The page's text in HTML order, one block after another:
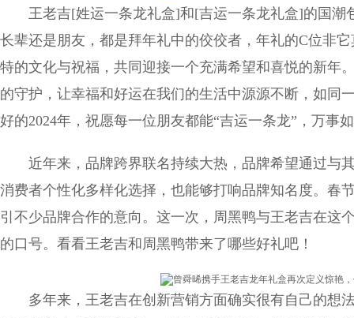
王老吉[姓运一条龙礼盒]和[吉运一条龙礼盒]的国
长辈还是朋友，都是拜年礼中的佼佼者，年礼的C位非
特的文化与祝福，共同迎接一个充满希望和喜悦的新年
的守护，让幸福和好运在我们的生活中源源不断，如同
好的2024年，祝愿每一位朋友都能“吉运一条龙”，万事
近年来，品牌跨界联名持续大热，品牌希望通过与
消费者个性化多样化选择，也能够打响品牌知名度。春
引不少品牌合作的意向。这一次，周黑鸭与王老吉在这
的口号。看看王老吉和周黑鸭带来了哪些好礼吧！
多年来，王老吉在创新营销方面确实很有自己的想